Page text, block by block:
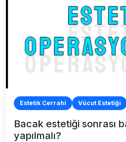
Estetik Cerrahi Vücut Estetiği
Bacak estetiği sonrası
yapılmalı?